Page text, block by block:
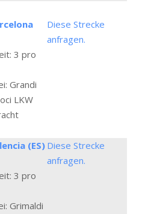
Diese Strecke
anfragen.
3 pro
Grandi
LKW
(ES)Diese Strecke
anfragen.
3 pro
Grimaldi